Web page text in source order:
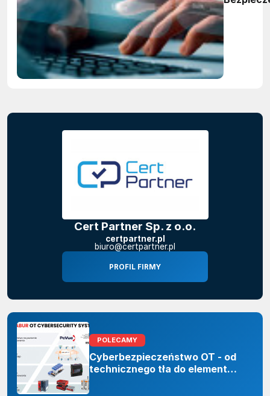
Cert Partner Sp. z o.o.
certpartner.pl
biuro@certpartner.pl
PROFIL FIRMY
POLECAMY
Cyberbezpieczeństwo OT - od
technicznego tła do elementu